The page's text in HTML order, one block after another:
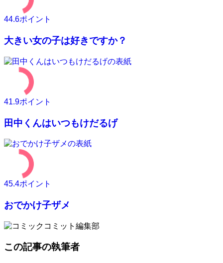
44.6ポイント
大きい女の子は好きですか？
41.9ポイント
田中くんはいつもけだるげ
45.4ポイント
おでかけ子ザメ
この記事の執筆者